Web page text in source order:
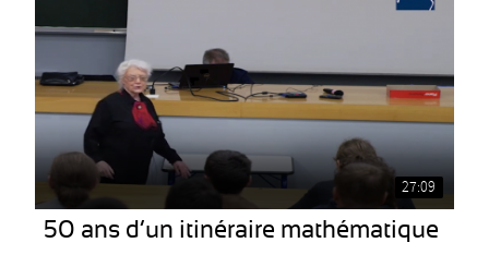
27:09
50 ans d’un itinéraire mathématique